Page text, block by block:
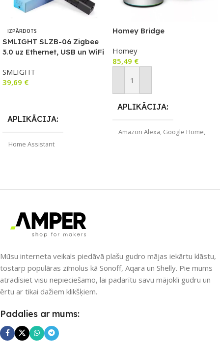
IZPĀRDOTS
SMLIGHT SLZB-06 Zigbee
3.0 uz Ethernet, USB un WiFi
PoE, darbojas ar
Zigbee2MQTT, mājas palīgu,
SMLIGHT
39,69 €
APLIKĀCIJA
Home Assistant
Ethernet / LAN Wi-Fi,ZigBee
PIEEJAMS UZREIZ
Nē
SKAITS
Homey Bridge
Homey
85,49 €
Pievienot Grozam
APLIKĀCIJA
Amazon Alexa, Google Home,
PIEEJAMS UZREIZ
Nē
Mūsu interneta veikals piedāvā plašu gudro mājas iekārtu klāstu,
tostarp populāras zīmolus kā Sonoff, Aqara un Shelly. Pie mums
atradīsiet visu nepieciešamo, lai padarītu savu mājokli gudru un
ērtu ar tikai dažiem klikšķiem.
Padalies ar mums: